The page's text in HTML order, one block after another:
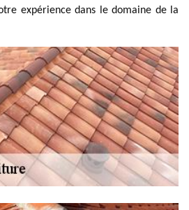
expérience dans le domaine de la